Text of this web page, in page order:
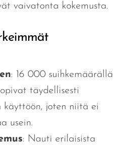
vaivatonta kokemusta.
: 16 000 suihkemäärällä
täydellisesti
käyttöön, joten niitä ei
usein.
: Nauti erilaisista